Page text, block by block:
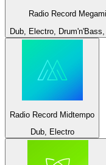
Radio Record
Dub, Electro,
Radio Record Midtempo
Dub, Electro